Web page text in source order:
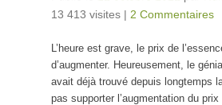
13 413 visites | 2 Commentaires
L’heure est grave, le prix de
d’augmenter. Heureusement, le
avait déjà trouvé depuis longtemps
pas supporter l’augmentation du prix